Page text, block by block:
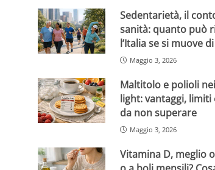
Sedentarietà, il
sanità: quanto può
l’Italia se si muove
Maggio 3, 2026
Maltitolo e polioli
light: vantaggi,
da non superare
Maggio 3, 2026
Vitamina D, meglio